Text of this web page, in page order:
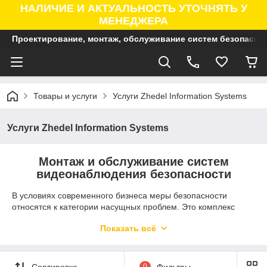
НАЛИЧИЕ И АКТУАЛЬНОСТЬ УТОЧНЯТЬ У
МЕНЕДЖЕРА
Проектирование, монтаж, обслуживание систем
Товары и услуги Услуги Zhedel Information Systems
Услуги Zhedel Information Systems
Монтаж и обслуживание систем
видеонаблюдения безопасности
В условиях современного бизнеса меры безопасности
относятся к категории насущных проблем. Это комплекс
установка систем видеонаблюдения. Этот ход помогает
внештатные ситуации.
Показать всё